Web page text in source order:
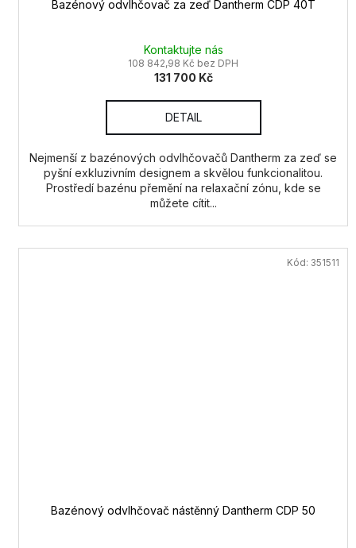
Bazénový odvlhčovač za zeď Dantherm CDP 40T
Kontaktujte nás
108 842,98 Kč bez DPH
131 700 Kč
DETAIL
Nejmenší z bazénových odvlhčovačů Dantherm za zeď se
pyšní exkluzivním designem a skvělou funkcionalitou.
Prostředí bazénu přemění na relaxační zónu, kde se
můžete cítit...
Bazénový odvlhčovač nástěnný Dantherm CDP 50
Kód: 351511